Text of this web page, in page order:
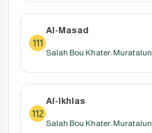
111
Al-Masad
Salah Bou Khater: Muratalun
112
Al-Ikhlas
Salah Bou Khater: Muratalun